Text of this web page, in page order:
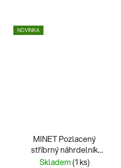
NOVINKA
MINET Pozlacený
stříbrný náhrdelník
VČELKA
Skladem(1 ks)